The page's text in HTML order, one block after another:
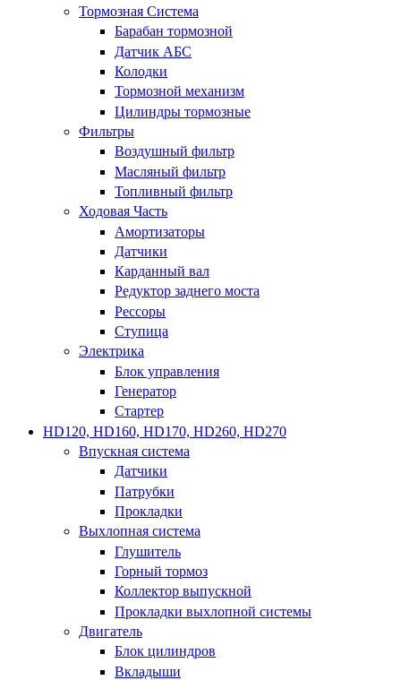
Тормозная Система
Барабан тормозной
Датчик АБС
Колодки
Тормозной механизм
Цилиндры тормозные
Фильтры
Воздушный фильтр
Масляный фильтр
Топливный фильтр
Ходовая Часть
Амортизаторы
Датчики
Карданный вал
Редуктор заднего моста
Рессоры
Ступица
Электрика
Блок управления
Генератор
Стартер
HD120, HD160, HD170, HD260, HD270
Впускная система
Датчики
Патрубки
Прокладки
Выхлопная система
Глушитель
Горный тормоз
Коллектор выпускной
Прокладки выхлопной системы
Двигатель
Блок цилиндров
Вкладыши